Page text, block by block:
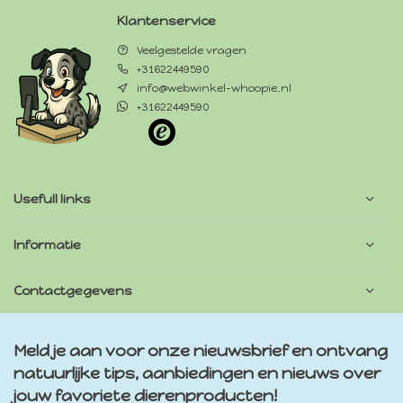
Klantenservice
Veelgestelde vragen
+31622449590
info@webwinkel-whoopie.nl
+31622449590
Usefull links
Informatie
Contactgegevens
Meld je aan voor onze nieuwsbrief en ontvang
natuurlijke tips, aanbiedingen en nieuws over
jouw favoriete dierenproducten!